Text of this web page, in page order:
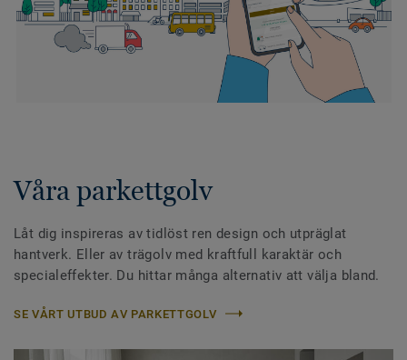
Våra parkettgolv
Låt dig inspireras av tidlöst ren design och utpräglat
hantverk. Eller av trägolv med kraftfull karaktär och
specialeffekter. Du hittar många alternativ att välja bland.
SE VÅRT UTBUD AV PARKETTGOLV